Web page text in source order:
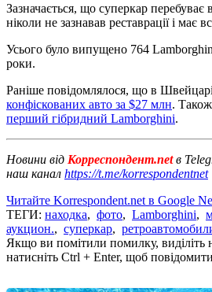
Зазначається, що суперкар перебуває
ніколи не зазнавав реставрації і має
Усього було випущено 764
роки.
Раніше повідомлялося, що в
конфіскованих авто за $27 млн.
перший гібридний Lamborghini.
Новини від Корреспондент.netв
наш канал https://t.me/korrespondentnet
Читайте Korrespondent.net в Google
ТЕГИ: находка, фото, Lamborghini,
аукцион., суперкар,
Якщо ви помітили помилку, виділіть
натисніть Ctrl + Enter, щоб